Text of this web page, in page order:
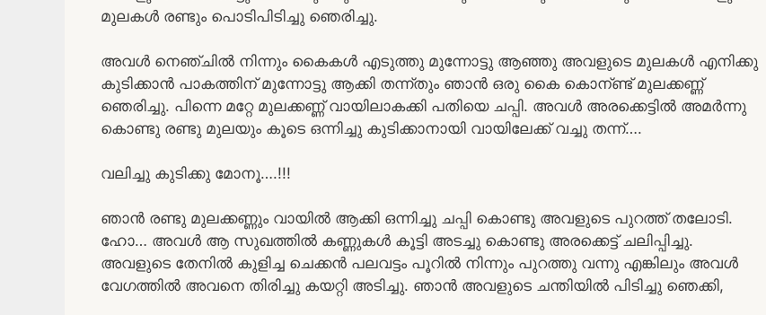
മുലകൾ രണ്ടും പൊടിപിടിച്ചു ഞെരിച്ചു.
അവൾ നെഞ്ചിൽ നിന്നും കൈകൾ എടുത്തു മുന്നോട്ടു ആഞ്ഞു അവളുടെ മുലകൾ എനിക്കു
കുടിക്കാൻ പാകത്തിന് മുന്നോട്ടു ആക്കി തന്ന്തും ഞാൻ ഒരു കൈ കൊന്ണ്ട് മുലക്കണ്ണ്
ഞെരിച്ചു. പിന്നെ മറ്റേ മുലക്കണ്ണ് വായിലാകക്കി പതിയെ ചപ്പി. അവൾ അരക്കെട്ടിൽ അമർന്നു
കൊണ്ടു രണ്ടു മുലയും കൂടെ ഒന്നിച്ചു കുടിക്കാനായി വായിലേക്ക് വച്ചു തന്ന്….
വലിച്ചു കുടിക്കു മോനൂ….!!!
ഞാൻ രണ്ടു മുലക്കണ്ണും വായിൽ ആക്കി ഒന്നിച്ചു ചപ്പി കൊണ്ടു അവളുടെ പുറത്ത് തലോടി.
ഹോ… അവൾ ആ സുഖത്തിൽ കണ്ണുകൾ കൂട്ടി അടച്ചു കൊണ്ടു അരക്കെട്ട് ചലിപ്പിച്ചു.
അവളുടെ തേനിൽ കുളിച്ച ചെക്കൻ പലവട്ടം പൂറിൽ നിന്നും പുറത്തു വന്നു എങ്കിലും അവൾ
വേഗത്തിൽ അവനെ തിരിച്ചു കയറ്റി അടിച്ചു. ഞാൻ അവളുടെ ചന്തിയിൽ പിടിച്ചു ഞെക്കി,